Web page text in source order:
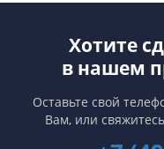
Хотите
в нашем
Оставьте свой
Вам, или